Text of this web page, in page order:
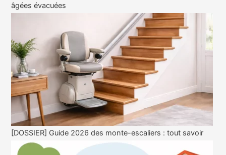
âgées évacuées
[DOSSIER] Guide 2026 des monte-escaliers : tout savoir